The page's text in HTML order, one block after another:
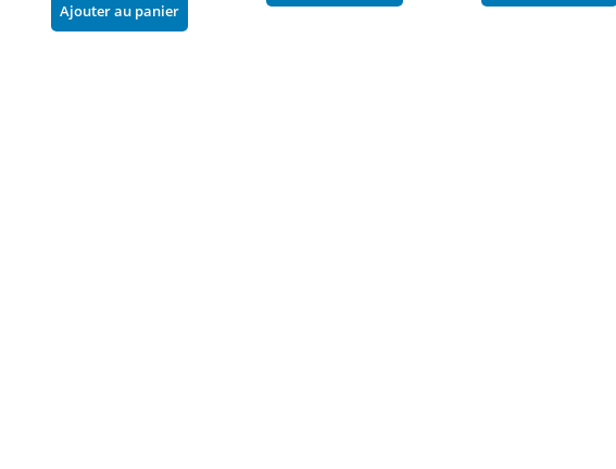
Ajouter au panier